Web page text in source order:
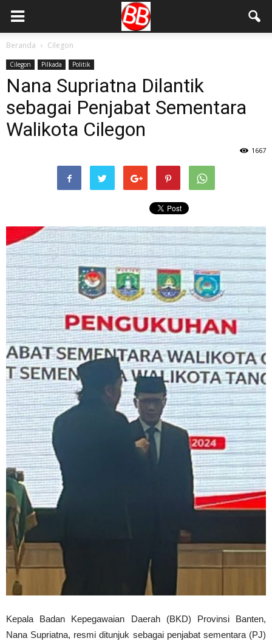
Beranda Cilegon
Cilegon Pilkada Politik
Nana Supriatna Dilantik
sebagai Penjabat Sementara
Walikota Cilegon
1667
Kepala Badan Kepegawaian Daerah (BKD) Provinsi Banten,
Nana Supriatna, resmi ditunjuk sebagai penjabat sementara (PJ)